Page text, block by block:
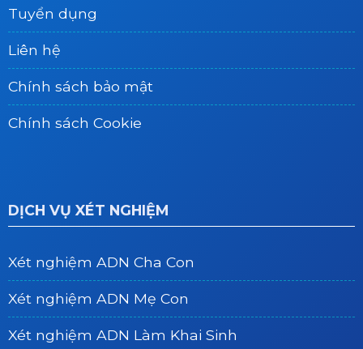
Tuyển dụng
Liên hệ
Chính sách bảo mật
Chính sách Cookie
DỊCH VỤ XÉT NGHIỆM
Xét nghiệm ADN Cha Con
Xét nghiệm ADN Mẹ Con
Xét nghiệm ADN Làm Khai Sinh